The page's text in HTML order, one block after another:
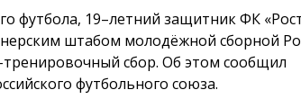
футбола, 19–летний защитник ФК
штабом молодёжной сборной
сбор. Об этом сообщил
футбольного союза.